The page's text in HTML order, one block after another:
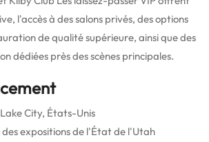
l'accès à des salons privés, des options
de qualité supérieure, ainsi que des
dédiées près des scènes principales.
City, États-Unis
des expositions de l'État de l'Utah